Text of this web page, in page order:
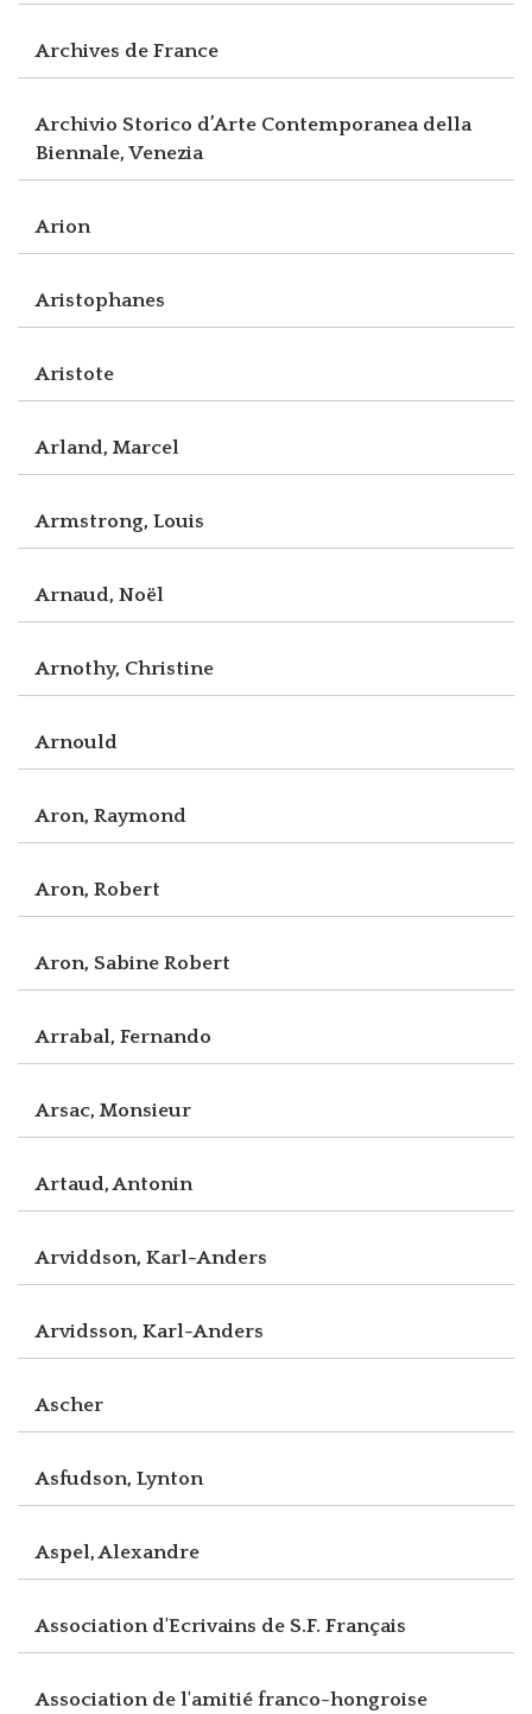
Archives de France
Archivio Storico d’Arte Contemporanea della
Biennale, Venezia
Arion
Aristophanes
Aristote
Arland, Marcel
Armstrong, Louis
Arnaud, Noël
Arnothy, Christine
Arnould
Aron, Raymond
Aron, Robert
Aron, Sabine Robert
Arrabal, Fernando
Arsac, Monsieur
Artaud, Antonin
Arviddson, Karl-Anders
Arvidsson, Karl-Anders
Ascher
Asfudson, Lynton
Aspel, Alexandre
Association d'Ecrivains de S.F. Français
Association de l'amitié franco-hongroise